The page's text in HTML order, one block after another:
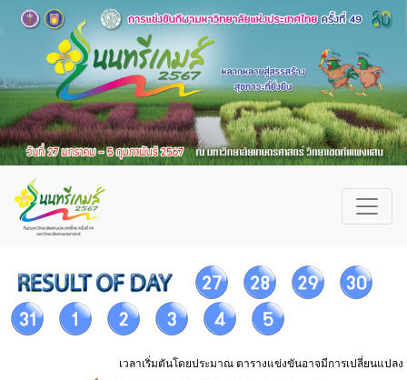
เวลาเริ่มตันโดยประมาณ ตารางแข่งขันอาจมีการเปลี่ยนแปลง